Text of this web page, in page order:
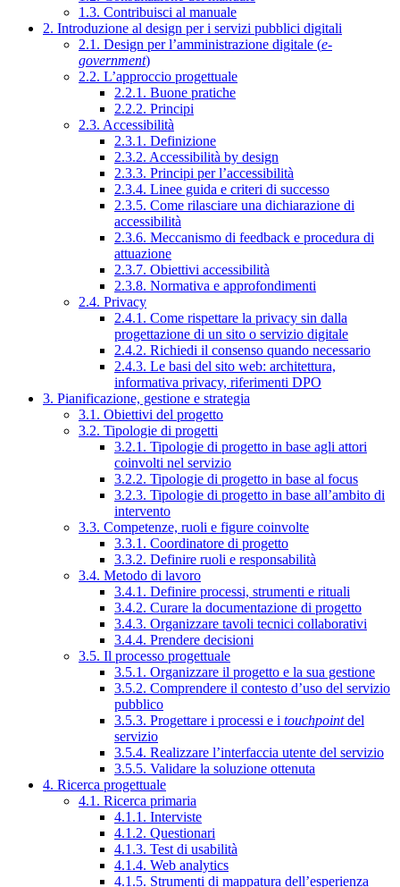
1.3. Contribuisci al manuale
2. Introduzione al design per i servizi pubblici digitali
2.1. Design per l’amministrazione digitale (e-
government)
2.2. L’approccio progettuale
2.2.1. Buone pratiche
2.2.2. Principi
2.3. Accessibilità
2.3.1. Definizione
2.3.2. Accessibilità by design
2.3.3. Principi per l’accessibilità
2.3.4. Linee guida e criteri di successo
2.3.5. Come rilasciare una dichiarazione di
accessibilità
2.3.6. Meccanismo di feedback e procedura di
attuazione
2.3.7. Obiettivi accessibilità
2.3.8. Normativa e approfondimenti
2.4. Privacy
2.4.1. Come rispettare la privacy sin dalla
progettazione di un sito o servizio digitale
2.4.2. Richiedi il consenso quando necessario
2.4.3. Le basi del sito web: architettura,
informativa privacy, riferimenti DPO
3. Pianificazione, gestione e strategia
3.1. Obiettivi del progetto
3.2. Tipologie di progetti
3.2.1. Tipologie di progetto in base agli attori
coinvolti nel servizio
3.2.2. Tipologie di progetto in base al focus
3.2.3. Tipologie di progetto in base all’ambito di
intervento
3.3. Competenze, ruoli e figure coinvolte
3.3.1. Coordinatore di progetto
3.3.2. Definire ruoli e responsabilità
3.4. Metodo di lavoro
3.4.1. Definire processi, strumenti e rituali
3.4.2. Curare la documentazione di progetto
3.4.3. Organizzare tavoli tecnici collaborativi
3.4.4. Prendere decisioni
3.5. Il processo progettuale
3.5.1. Organizzare il progetto e la sua gestione
3.5.2. Comprendere il contesto d’uso del servizio
pubblico
3.5.3. Progettare i processi e i touchpointdel
servizio
3.5.4. Realizzare l’interfaccia utente del servizio
3.5.5. Validare la soluzione ottenuta
4. Ricerca progettuale
4.1. Ricerca primaria
4.1.1. Interviste
4.1.2. Questionari
4.1.3. Test di usabilità
4.1.4. Web analytics
4.1.5. Strumenti di mappatura dell’esperienza